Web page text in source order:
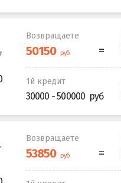
Возвращаете
1й кредит
30000 - 500000
Возвращаете